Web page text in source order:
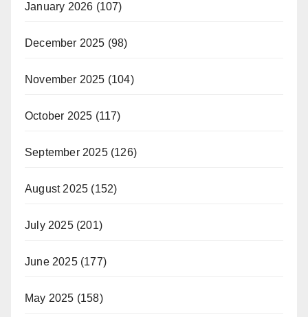
January 2026 (107)
December 2025 (98)
November 2025 (104)
October 2025 (117)
September 2025(126)
August 2025 (152)
July 2025(201)
June 2025(177)
May 2025 (158)